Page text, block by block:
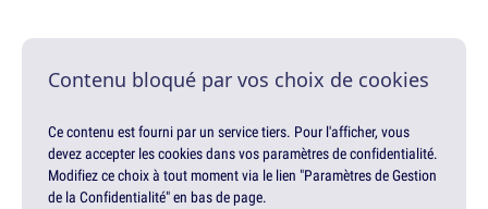
Contenu bloqué par vos choix de cookies
Ce contenu est fourni par un service tiers. Pour l'afficher, vous
devez accepter les cookies dans vos paramètres de confidentialité.
Modifiez ce choix à tout moment via le lien "Paramètres de Gestion
de la Confidentialité" en bas de page.